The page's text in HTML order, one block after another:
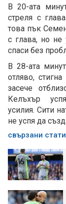
В 20-ата
стреля с
това пък
с глава, но не
спаси без
В 28-ата
отляво,
засече
Келъхър
усилия. Сити
не успя да
свързани